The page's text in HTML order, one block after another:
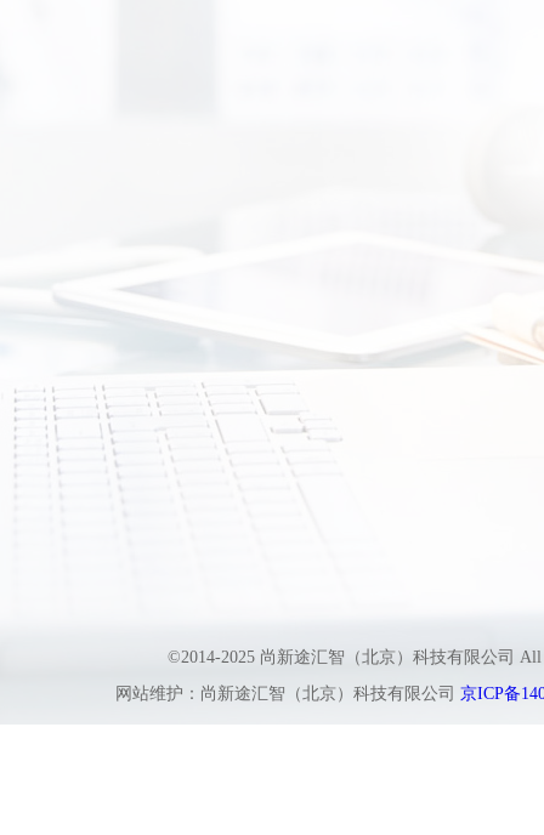
©2014-2025 尚新途汇智（北京）科技有限公司
网站维护：尚新途汇智（北京）科技有限公司 京ICP备